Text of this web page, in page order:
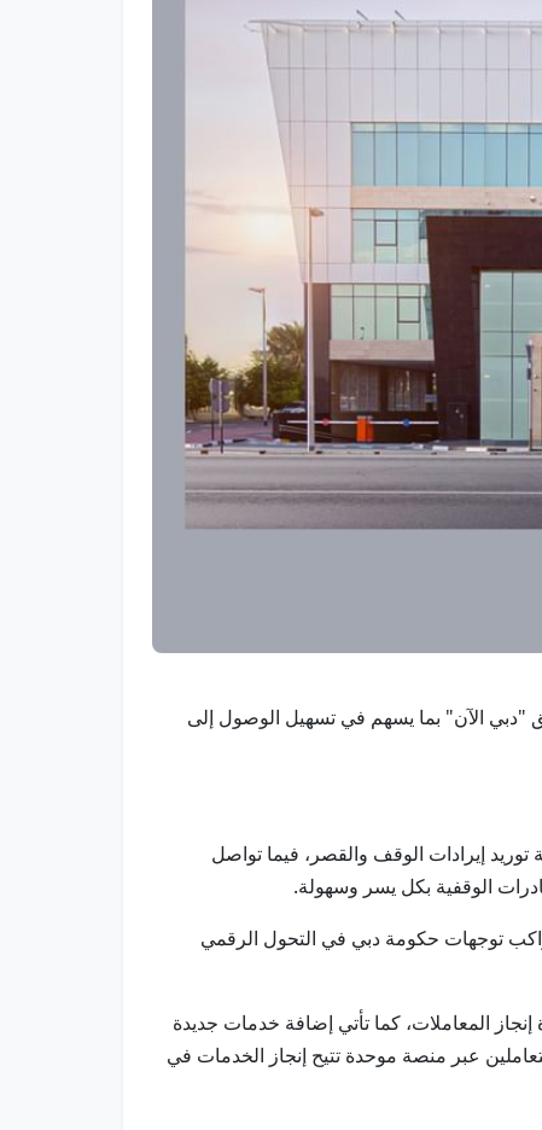
"دبي الآن" بما يسهم في تسهيل الوصول إلى
إيرادات الوقف والقصر، فيما تواصل
الوقفية بكل يسر وسهولة.
توجهات حكومة دبي في التحول الرقمي
المعاملات، كما تأتي إضافة خدمات جديدة
عبر منصة موحدة تتيح إنجاز الخدمات في